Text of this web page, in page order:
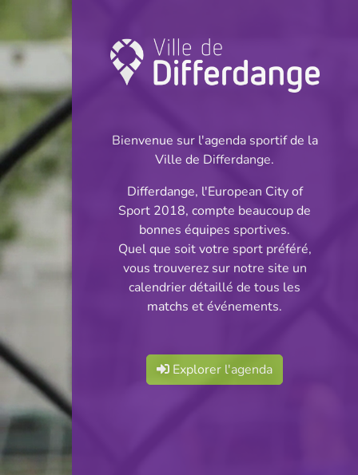
Championnat:
INFOS
20.04.2024
18:00
Stade Municipal
Partager
BGL Ligue
Bienvenue sur l'agenda sportif de la
Ville de Differdange.
Differdange, l'European City of
Sport 2018, compte beaucoup de
bonnes équipes sportives.
Quel que soit votre sport préféré,
vous trouverez sur notre site un
calendrier détaillé de tous les
matchs et événements.
Explorer l'agenda